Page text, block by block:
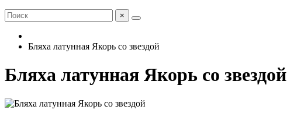
×
Бляха латунная Якорь со звездой
Бляха латунная Якорь со звездой